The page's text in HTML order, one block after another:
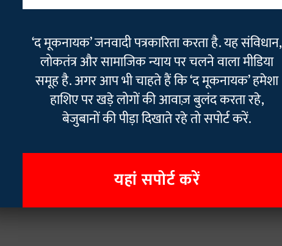
एनएचआरसी ने मांगी रिपोर्ट
The Mooknayak 26 May 2025 2min read
Read More
‘द मूकनायक’ जनवादी पत्रकारिता करता है. यह संविधान,
लोकतंत्र और सामाजिक न्याय पर चलने वाला मीडिया
समूह है. अगर आप भी चाहते हैं कि ‘द मूकनायक’ हमेशा
हाशिए पर खड़े लोगों की आवाज़ बुलंद करता रहे,
बेजुबानों की पीड़ा दिखाते रहे तो सपोर्ट करें.
यहां सपोर्ट करें